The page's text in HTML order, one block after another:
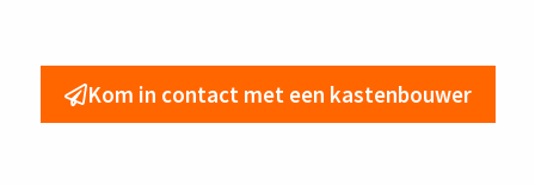
Kom in contact met een kastenbouwer